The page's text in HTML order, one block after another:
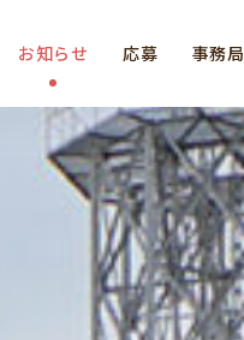
お知らせ 応募 事務局